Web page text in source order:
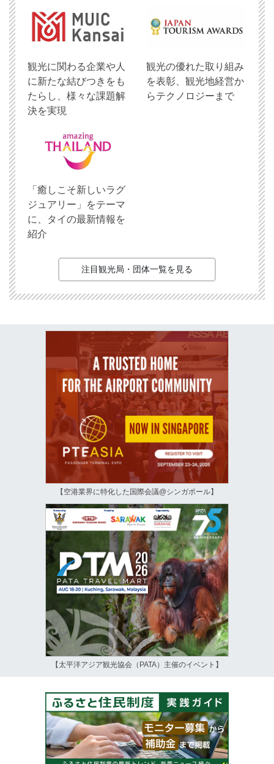
観光に関わる企業や人
に新たな結びつきをも
たらし、様々な課題解
決を実現
観光の優れた取り組み
を表彰、観光地経営か
らテクノロジーまで
「癒しこそ新しいラグ
ジュアリー」をテーマ
に、タイの最新情報を
紹介
注目観光局・団体一覧を見る
【空港業界に特化した国際会議@シンガポール】
【太平洋アジア観光協会（PATA）主催のイベント】